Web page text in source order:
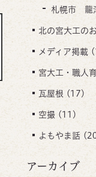
札幌市 龍
北の宮大工の
メディア掲載
宮大工・職人
瓦屋根 (17)
空撮 (11)
よもやま話
アーカイブ